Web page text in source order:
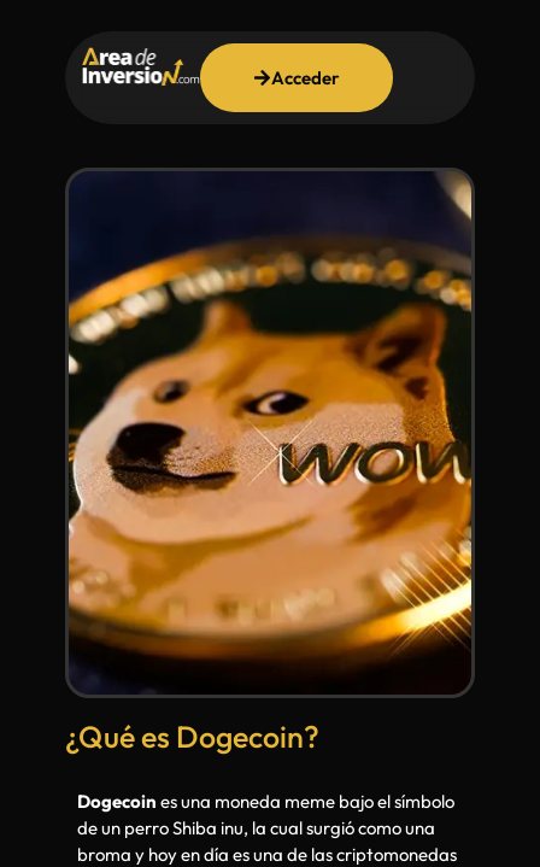
Acceder
¿Qué es Dogecoin?
Dogecoin es una moneda meme bajo el símbolo
de un perro Shiba inu, la cual surgió como una
broma y hoy en día es una de las criptomonedas